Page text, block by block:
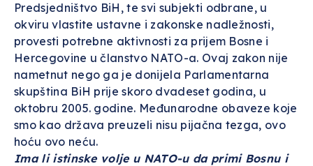
Predsjedništvo BiH, te svi subjekti odbrane, u
okviru vlastite ustavne i zakonske nadležnosti,
provesti potrebne aktivnosti za prijem Bosne i
Hercegovine u članstvo NATO-a. Ovaj zakon nije
nametnut nego ga je donijela Parlamentarna
skupština BiH prije skoro dvadeset godina, u
oktobru 2005. godine. Međunarodne obaveze koje
smo kao država preuzeli nisu pijačna tezga, ovo
hoću ovo neću.
Ima li istinske volje u NATO-u da primi Bosnu i